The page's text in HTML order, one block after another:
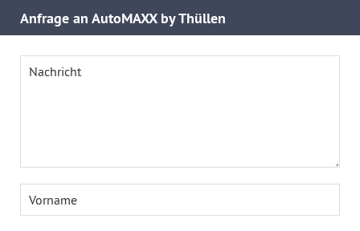
Anfrage an AutoMAXX by Thüllen
Nachricht
Vorname